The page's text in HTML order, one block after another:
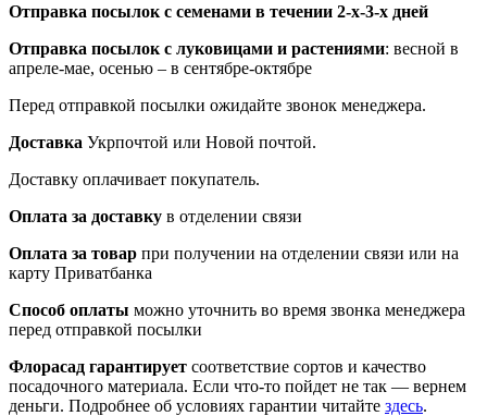
Отправка посылок с семенами в течении 2-х-3-х дней
Отправка посылок с луковицами и растениями: весной в
апреле-мае, осенью – в сентябре-октябре
Перед отправкой посылки ожидайте звонок менеджера.
Доставка Укрпочтой или Новой почтой.
Доставку оплачивает покупатель.
Оплата за доставку в отделении связи
Оплата за товар при получении на отделении связи или на
карту Приватбанка
Способ оплаты можно уточнить во время звонка менеджера
перед отправкой посылки
Флорасад гарантирует соответствие сортов и качество
посадочного материала. Если что-то пойдет не так — вернем
деньги. Подробнее об условиях гарантии читайте здесь.